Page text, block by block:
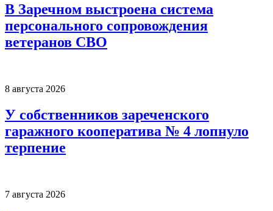
В Заречном выстроена система
персонального сопровождения
ветеранов СВО
8 августа 2026
У собственников зареченского
гаражного кооператива № 4 лопнуло
терпение
7 августа 2026